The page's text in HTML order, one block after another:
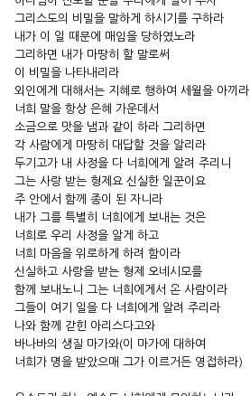
그리스도의 비밀을 말하게 하시기를 구하라
내가 이 일 때문에 매임을 당하였노라
그리하면 내가 마땅히 할 말로써
이 비밀을 나타내리라
외인에게 대해서는 지혜로 행하여 세월을 아끼라
너희 말을 항상 은혜 가운데서
소금으로 맛을 냄과 같이 하라 그리하면
각 사람에게 마땅히 대답할 것을 알리라
두기고가 내 사정을 다 너희에게 알려 주리니
그는 사랑 받는 형제요 신실한 일꾼이요
주 안에서 함께 종이 된 자니라
내가 그를 특별히 너희에게 보내는 것은
너희로 우리 사정을 알게 하고
너희 마음을 위로하게 하려 함이라
신실하고 사랑을 받는 형제 오네시모를
함께 보내노니 그는 너희에게서 온 사람이라
그들이 여기 일을 다 너희에게 알려 주리라
나와 함께 갇힌 아리스다고와
바나바의 생질 마가와(이 마가에 대하여
너희가 명을 받았으매 그가 이르거든 영접하라）